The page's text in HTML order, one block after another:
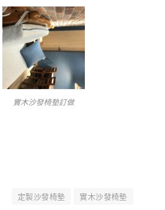
實木沙發椅墊訂做
定製沙發椅墊 實木沙發椅墊